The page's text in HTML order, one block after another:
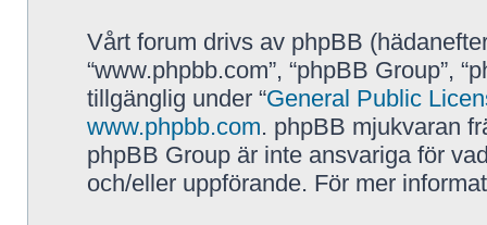
Vårt forum drivs av phpBB (hädanefter
“www.phpbb.com”, “phpBB Group”,
tillgänglig under “General Public
www.phpbb.com. phpBB mjukvaran
phpBB Group är inte ansvariga för
och/eller uppförande. För mer